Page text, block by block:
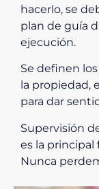
hacerlo, se
plan de guía
ejecución.
Se definen
la propiedad,
para dar
Supervisión
es la principal
Nunca